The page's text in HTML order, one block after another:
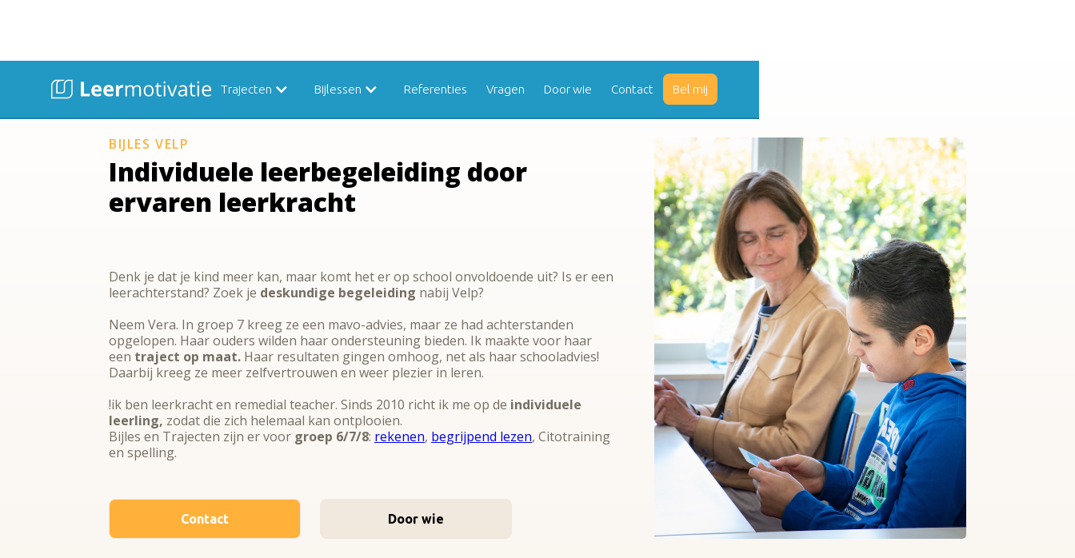
Trajecten Bijlessen Referenties Vragen Door wie Contact Bel mij
BIJLES VELP
Individuele leerbegeleiding door
ervaren leerkracht
Denk je dat je kind meer kan, maar komt het er op school onvoldoende uit? Is er een
leerachterstand? Zoek je deskundige begeleiding nabij Velp?
Neem Vera. In groep 7 kreeg ze een mavo-advies, maar ze had achterstanden
opgelopen. Haar ouders wilden haar ondersteuning bieden. Ik maakte voor haar
een traject op maat. Haar resultaten gingen omhoog, net als haar schooladvies!
Daarbij kreeg ze meer zelfvertrouwen en weer plezier in leren.
!ik ben leerkracht en remedial teacher. Sinds 2010 richt ik me op de individuele
leerling, zodat die zich helemaal kan ontplooien.
Bijles en Trajecten zijn er voor groep 6/7/8: rekenen, begrijpend lezen, Citotraining
en spelling.
Contact Door wie